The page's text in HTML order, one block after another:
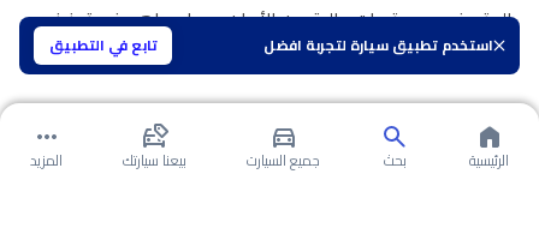
استخدم تطبيق سيارة لتجربة افضل تابع في التطبيق
المتميز مع مستويات عالية من الأمان، مما يساهم في تعزيز
جاذبيتها للعملاء.
الرئيسية بحث جميع السيارت بيعنا سيارتك المزيد